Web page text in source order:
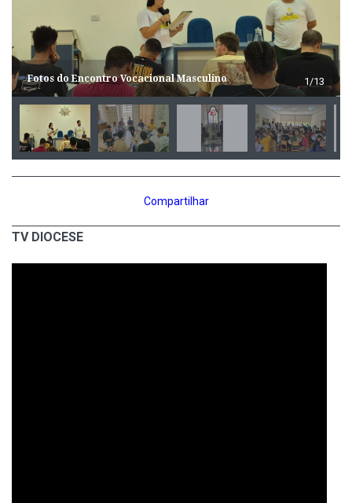
Fotos do Encontro Vocacional Masculino 1/13
Compartilhar
TV DIOCESE